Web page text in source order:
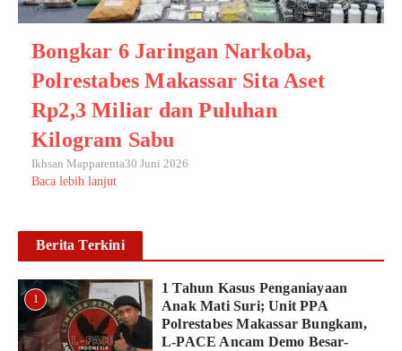
Bongkar 6 Jaringan Narkoba,
Polrestabes Makassar Sita Aset
Rp2,3 Miliar dan Puluhan
Kilogram Sabu
Ikhsan Mapparenta30 Juni 2026
Baca lebih lanjut
Berita Terkini
1
1 Tahun Kasus Penganiayaan
Anak Mati Suri; Unit PPA
Polrestabes Makassar Bungkam,
L-PACE Ancam Demo Besar-